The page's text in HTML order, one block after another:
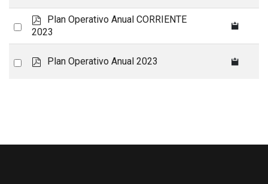
an
item
Select
an
item
p
d
f
Plan Operativo Anual CORRIENTE
2023
Select
pPlan Operativo Anual 2023